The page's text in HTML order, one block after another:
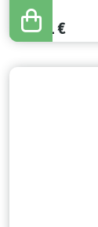
24,90
22,41€